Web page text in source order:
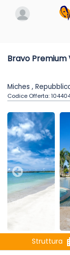
Bravo Premium
Miches ,
Codice Offerta:
Struttura